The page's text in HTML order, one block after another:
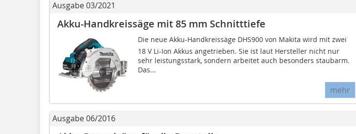
Ausgabe 03/2021
Akku-Handkreissäge mit 85 mm Schnitttiefe
Die neue Akku-Handkreissäge DHS900 von Makita wird mit zwei
18 V Li-Ion Akkus angetrieben. Sie ist laut Hersteller nicht nur
sehr leistungsstark, sondern arbeitet auch besonders staubarm.
Das...
mehr
Ausgabe 06/2016